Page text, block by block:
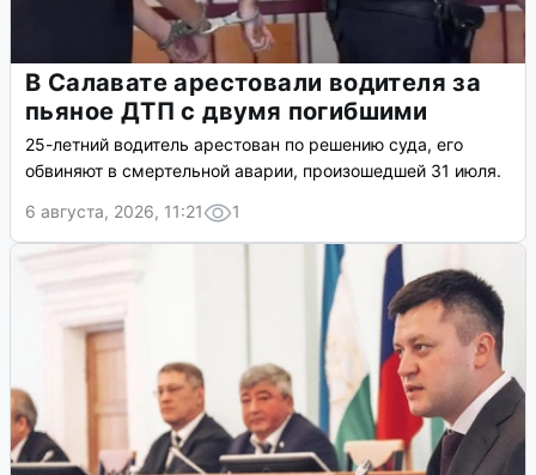
В Салавате арестовали водителя за
пьяное ДТП с двумя погибшими
25-летний водитель арестован по решению суда, его
обвиняют в смертельной аварии, произошедшей 31 июля.
6 августа, 2026, 11:21
1